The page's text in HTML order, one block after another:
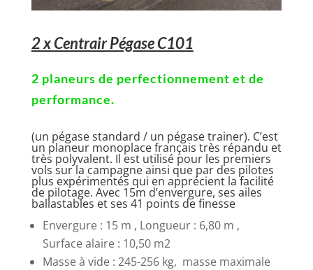
2 x Centrair Pégase C101
2 planeurs de perfectionnement et de
performance.
(un pégase standard / un pégase trainer). C’est
un planeur monoplace français très répandu et
très polyvalent. Il est utilisé pour les premiers
vols sur la campagne ainsi que par des pilotes
plus expérimentés qui en apprécient la facilité
de pilotage. Avec 15m d’envergure, ses ailes
ballastables et ses 41 points de finesse
Envergure : 15 m , Longueur : 6,80 m ,
Surface alaire : 10,50 m2
Masse à vide : 245-256 kg, masse maximale